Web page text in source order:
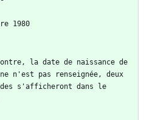
la date de naissance de
n'est pas renseignée, deux
s'afficheront dans le